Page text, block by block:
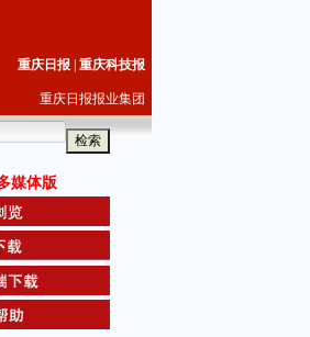
重庆日报 重庆科技报
重庆日报报业集团
媒体版